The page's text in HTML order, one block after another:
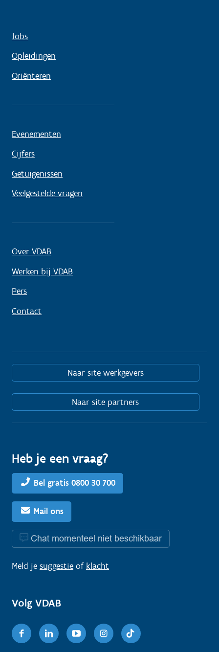
Jobs
Opleidingen
Oriënteren
Evenementen
Cijfers
Getuigenissen
Veelgestelde vragen
Over VDAB
Werken bij VDAB
Pers
Contact
Naar site werkgevers
Naar site partners
Heb je een vraag?
Bel gratis 0800 30 700
Mail ons
Chat momenteel niet beschikbaar
Meld je suggestie of klacht
Volg VDAB
FacebookLinkedinYoutubeInstagram